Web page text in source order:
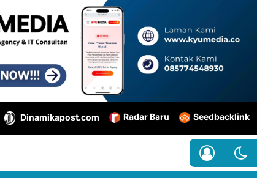
Dinamikapost.com Radar Baru Seedbacklink